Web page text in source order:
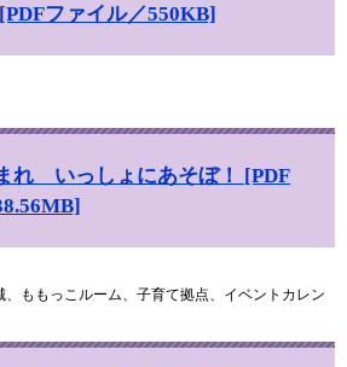
ファイル／550KB]
れ いっしょにあそぼ！ [PDF
ももっこルーム、子育て拠点、イベントカレン